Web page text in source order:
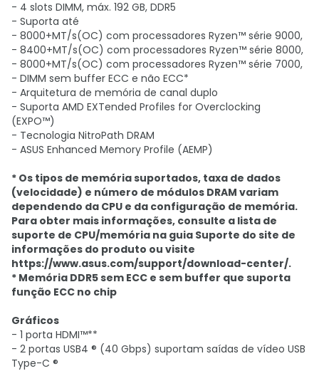
- 4 slots DIMM, máx. 192 GB, DDR5
- Suporta até
- 8000+MT/s(OC) com processadores Ryzen™ série 9000,
- 8400+MT/s(OC) com processadores Ryzen™ série 8000,
- 8000+MT/s(OC) com processadores Ryzen™ série 7000,
- DIMM sem buffer ECC e não ECC*
- Arquitetura de memória de canal duplo
- Suporta AMD EXTended Profiles for Overclocking
(EXPO™)
- Tecnologia NitroPath DRAM
- ASUS Enhanced Memory Profile (AEMP)
* Os tipos de memória suportados, taxa de dados
(velocidade) e número de módulos DRAM variam
dependendo da CPU e da configuração de memória.
Para obter mais informações, consulte a lista de
suporte de CPU/memória na guia Suporte do site de
informações do produto ou visite
https://www.asus.com/support/download-center/.
* Memória DDR5 sem ECC e sem buffer que suporta
função ECC no chip
Gráficos
- 1 porta HDMI™**
- 2 portas USB4 ® (40 Gbps) suportam saídas de vídeo USB
Type-C ®